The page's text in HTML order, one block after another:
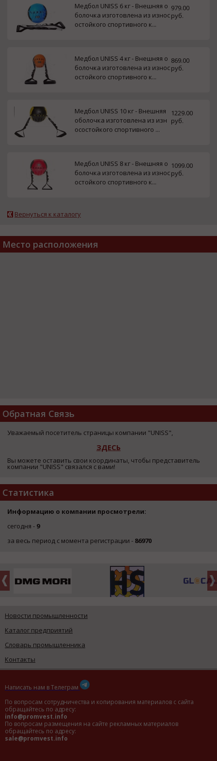
Медбол UNISS 6 кг - Внешняя о
болочка изготовлена из износ
остойкого спортивного к...
979.00
руб.
Медбол UNISS 4 кг - Внешняя о
болочка изготовлена из износ
остойкого спортивного к...
869.00
руб.
Медбол UNISS 10 кг - Внешняя
оболочка изготовлена из изн
осостойкого спортивного ...
1229.00
руб.
Медбол UNISS 8 кг - Внешняя о
болочка изготовлена из износ
остойкого спортивного к...
1099.00
руб.
Вернуться к каталогу
Место расположения
Обратная Связь
Уважаемый посетитель страницы компании "UNISS",
ЗДЕСЬ
Вы можете оставить свои координаты, чтобы представитель
компании "UNISS" связался с вами!
Статистика
Информацию о компании просмотрели:
сегодня - 9
за весь период с момента регистрации - 86970
Новости промышленности
Каталог предприятий
Словарь промышленника
Контакты
Написать нам в Телеграм
По вопросам сотрудничества и копирования материалов с сайта
обращайтесь по адресу:
info@promvest.info
По вопросам размещения на сайте рекламных материалов
обращайтесь по адресу:
sale@promvest.info